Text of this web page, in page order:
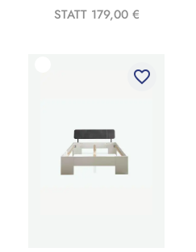
STATT 179,00 €
favorite_border